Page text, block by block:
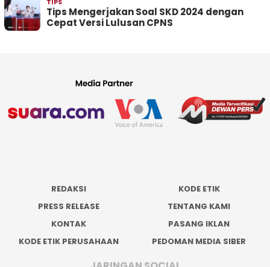
Tips Mengerjakan Soal SKD 2024 dengan
Cepat Versi Lulusan CPNS
REDAKSI
KODE ETIK
PRESS RELEASE
TENTANG KAMI
KONTAK
PASANG IKLAN
KODE ETIK PERUSAHAAN
PEDOMAN MEDIA SIBER